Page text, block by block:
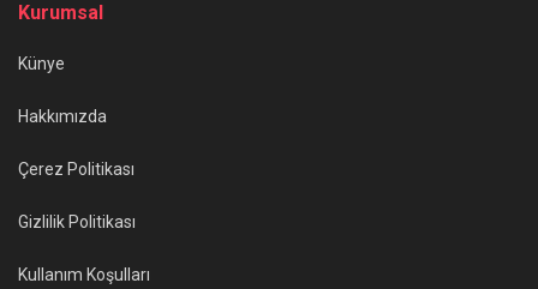
Kurumsal
Künye
Hakkımızda
Çerez Politikası
Gizlilik Politikası
Kullanım Koşulları